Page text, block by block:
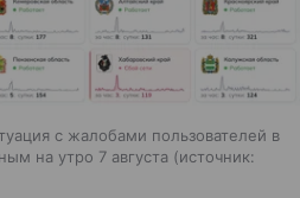
с жалобами пользователей в
на утро 7 августа
источник: